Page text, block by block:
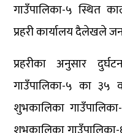
गाउँपालिका-५ स्थित
प्रहरी कार्यालय दैलेखले
प्रहरीका अनुसार
गाउँपालिका-५ का ३५
शुभकालिका